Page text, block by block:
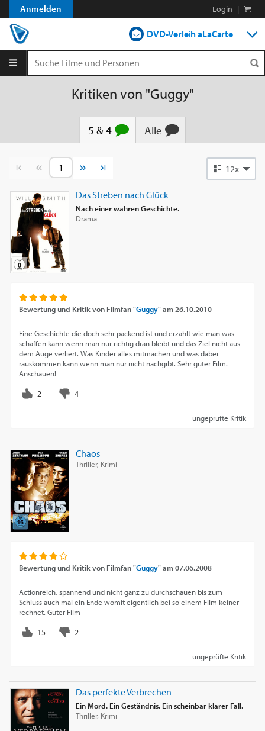
Anmelden Login |
DVD-Verleih aLaCarte
Streamen
Blog
Kritiken von "Guggy"
5 & 4 Alle
Vorherige SeiteNächste Seite 12x
Das Streben nach Glück
Nach einer wahren Geschichte.
Drama
Bewertung und Kritik von Filmfan "Guggy"am 26.10.2010
Eine Geschichte die doch sehr packend ist und erzählt wie man was
schaffen kann wenn man nur richtig dran bleibt und das Ziel nicht aus
dem Auge verliert. Was Kinder alles mitmachen und was dabei
rauskommen kann wenn man nur nicht nachgibt. Sehr guter Film.
Anschauen!
ungeprüfte Kritik
Chaos
Thriller, Krimi
Bewertung und Kritik von Filmfan "Guggy"am07.06.2008
Actionreich, spannend und nicht ganz zu durchschauen bis zum
Schluss auch mal ein Ende womit eigentlich bei so einem Film keiner
rechnet. Guter Film
ungeprüfte Kritik
Das perfekte Verbrechen
Ein Mord. Ein Geständnis. Ein scheinbar klarer Fall.
Thriller, Krimi